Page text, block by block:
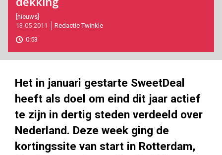
2011-
05-
13T14:54:00
2017-
05-
[nieuws]
13-05-2011
Redactie Twinkle
0:53
Het in januari gestarte SweetDeal
heeft als doel om eind dit jaar actief
te zijn in dertig steden verdeeld over
Nederland. Deze week ging de
kortingssite van start in Rotterdam,